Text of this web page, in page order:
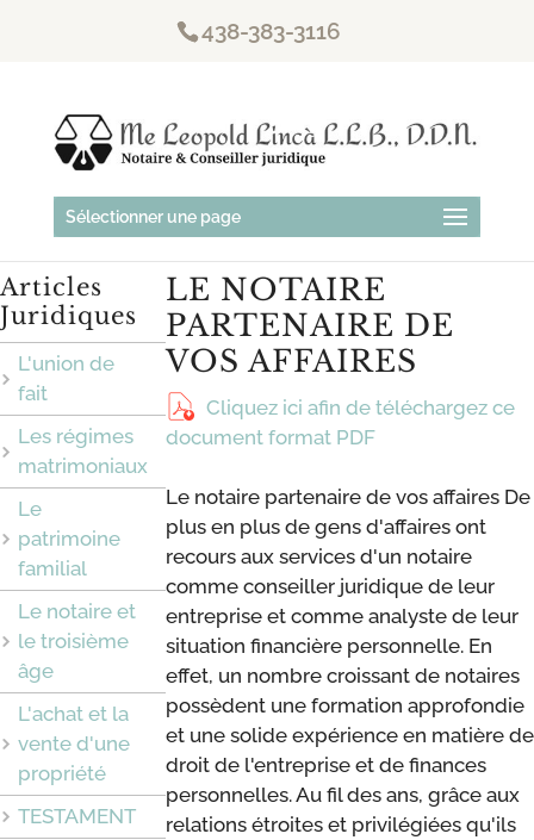
438-383-3116
Sélectionner une page
Articles
Juridiques
L'union de
fait
Les régimes
matrimoniaux
Le
patrimoine
familial
Le notaire et
le troisième
âge
L'achat et la
vente d'une
propriété
TESTAMENT
LE NOTAIRE
PARTENAIRE DE
VOS AFFAIRES
Cliquez ici afin de téléchargez ce
document format PDF
Le notaire partenaire de vos affaires De
plus en plus de gens d'affaires ont
recours aux services d'un notaire
comme conseiller juridique de leur
entreprise et comme analyste de leur
situation financière personnelle. En
effet, un nombre croissant de notaires
possèdent une formation approfondie
et une solide expérience en matière de
droit de l'entreprise et de finances
personnelles. Au fil des ans, grâce aux
relations étroites et privilégiées qu'ils